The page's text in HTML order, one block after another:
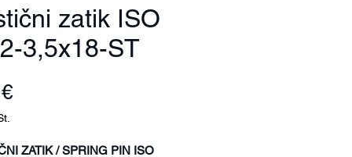
zatik ISO
3,5x18-ST
Preis
ZATIK / SPRING PIN ISO